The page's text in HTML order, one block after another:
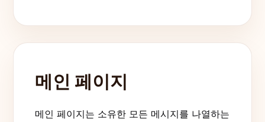
메인 페이지
메인 페이지는 소유한 모든 메시지를 나열하는